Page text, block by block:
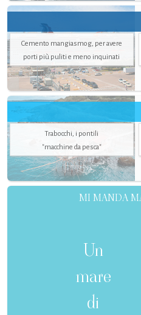
Cemento mangiasmog, per avere
porti più puliti e meno inquinati
Trabocchi, i pontili
"macchine da pesca"
MI MANDA
Un
mare
di